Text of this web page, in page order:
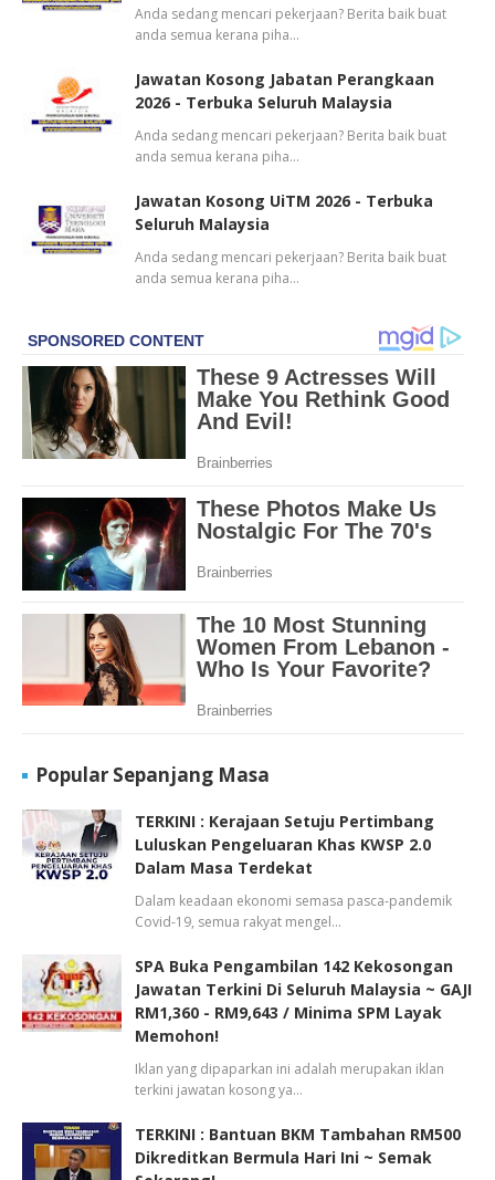
Anda sedang mencari pekerjaan? Berita baik buat
anda semua kerana piha…
Jawatan Kosong Jabatan Perangkaan
2026 - Terbuka Seluruh Malaysia
Anda sedang mencari pekerjaan? Berita baik buat
anda semua kerana piha…
Jawatan Kosong UiTM 2026 - Terbuka
Seluruh Malaysia
Anda sedang mencari pekerjaan? Berita baik buat
anda semua kerana piha…
Popular Sepanjang Masa
TERKINI : Kerajaan Setuju Pertimbang
Luluskan Pengeluaran Khas KWSP 2.0
Dalam Masa Terdekat
Dalam keadaan ekonomi semasa pasca-pandemik
Covid-19, semua rakyat mengel…
SPA Buka Pengambilan 142 Kekosongan
Jawatan Terkini Di Seluruh Malaysia ~ GAJI
RM1,360 - RM9,643 / Minima SPM Layak
Memohon!
Iklan yang dipaparkan ini adalah merupakan iklan
terkini jawatan kosong ya…
TERKINI : Bantuan BKM Tambahan RM500
Dikreditkan Bermula Hari Ini ~ Semak